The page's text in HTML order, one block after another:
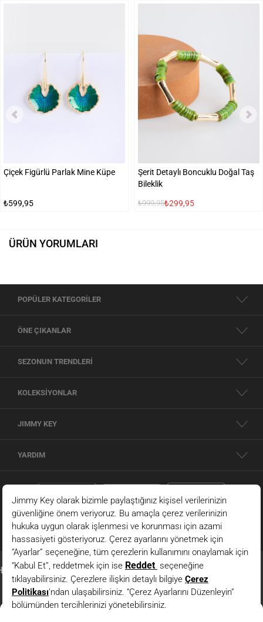
Çiçek Figürlü Parlak Mine Küpe
₺599,95
Şerit Detaylı Boncuklu Doğal Taş
Bileklik
₺999,95₺299,95
ÜRÜN YORUMLARI
POPÜLER KATEGORİLER
ÖNE ÇIKANLAR
SEZONUN TRENDLERİ
KOLEKSİYONLAR
JIMMY KEY
YARDIM